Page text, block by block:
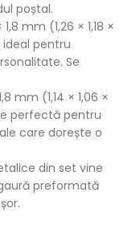
poștal.
mm (1,26 × 1,18 ×
ideal pentru
Se
mm (1,14 × 1,06 ×
perfectă pentru
care dorește o
din set vine
preformată